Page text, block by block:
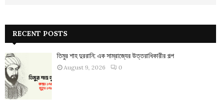
RECENT POSTS
তিমুর শাহ দুররানি: এক সাম্রাজ্যের উত্তরাধিকারীর গল্প
August 9, 2026 0